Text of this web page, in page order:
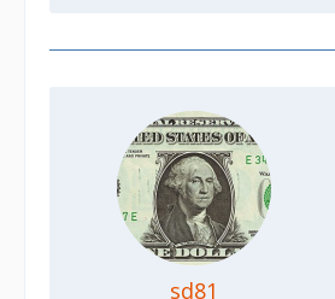
sd81